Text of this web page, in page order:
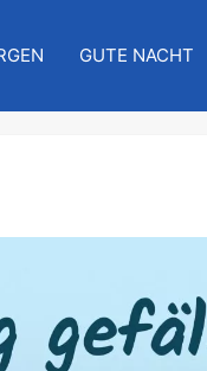
GUTE NACHT